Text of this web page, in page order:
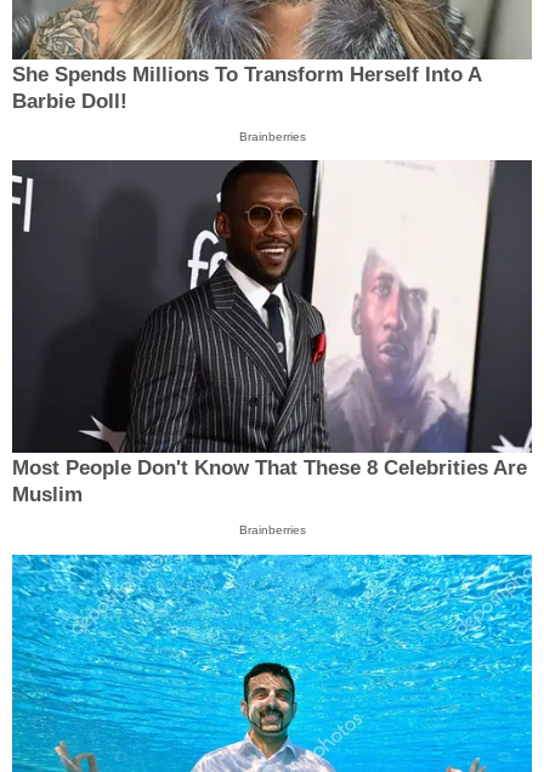
She Spends Millions To Transform Herself Into A
Barbie Doll!
Brainberries
Most People Don't Know That These 8 Celebrities Are
Muslim
Brainberries